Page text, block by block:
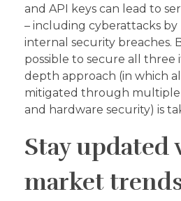
and API keys can lead to
– including cyberattacks by
internal security breaches.
possible to secure all three
depth approach (in which
mitigated through multiple
and hardware security) is
Stay updated
market